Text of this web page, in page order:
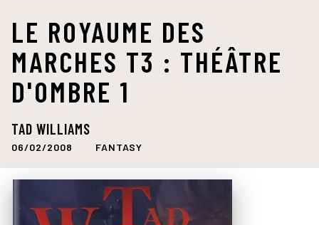
LE ROYAUME DES
MARCHES T3 : THÉÂTRE
D'OMBRE 1
TAD WILLIAMS
06/02/2008 FANTASY